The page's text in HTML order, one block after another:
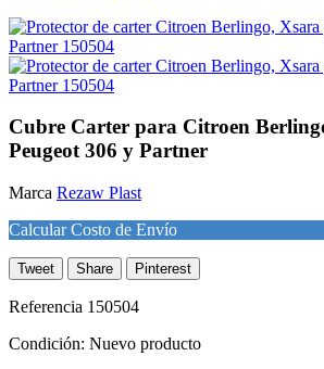
Cubre Carter para Citroen
Peugeot 306 y Partner
Marca Rezaw Plast
Calcular Costo de Envío
Tweet Share Pinterest
Referencia 150504
Condición: Nuevo producto